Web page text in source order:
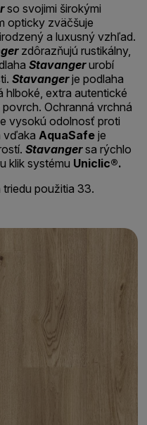
so svojimi širokými
opticky zväčšuje
a luxusný vzhľad.
zdôrazňujú rustikálny,
Stavangerurobí
Stavangerje podlaha
hlboké, extra autentické
Ochranná vrchná
vysokú odolnosť proti
vďaka AquaSafe je
Stavangersa rýchlo
klik systému Uniclic®.
triedu použitia 33.